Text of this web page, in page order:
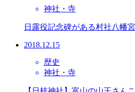
神社・寺
日露役記念碑がある村社八幡
2018.12.15
歴史
神社・寺